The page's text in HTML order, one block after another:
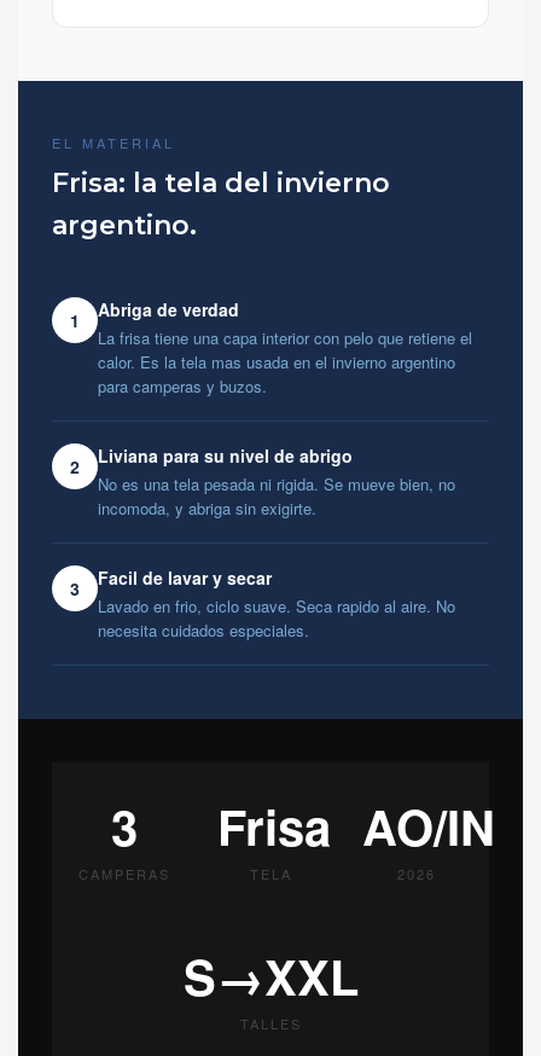
EL MATERIAL
Frisa: la tela del invierno
argentino.
1 Abriga de verdad
La frisa tiene una capa interior con pelo que retiene el
calor. Es la tela mas usada en el invierno argentino
para camperas y buzos.
2 Liviana para su nivel de abrigo
No es una tela pesada ni rigida. Se mueve bien, no
incomoda, y abriga sin exigirte.
3 Facil de lavar y secar
Lavado en frio, ciclo suave. Seca rapido al aire. No
necesita cuidados especiales.
3
CAMPERAS
Frisa
TELA
AO/IN
2026
S→XXL
TALLES